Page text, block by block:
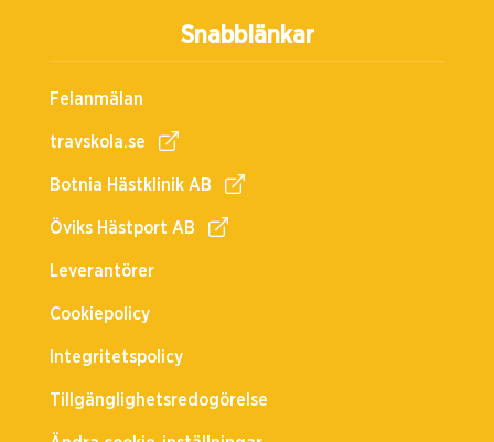
Snabblänkar
Felanmälan
travskola.se
Botnia Hästklinik AB
Öviks Hästport AB
Leverantörer
Cookiepolicy
Integritetspolicy
Tillgänglighetsredogörelse